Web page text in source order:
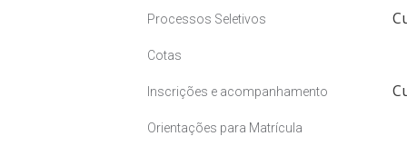
Processos Seletivos
Cotas
Inscrições e acompanhamento
Orientações para Matrícula